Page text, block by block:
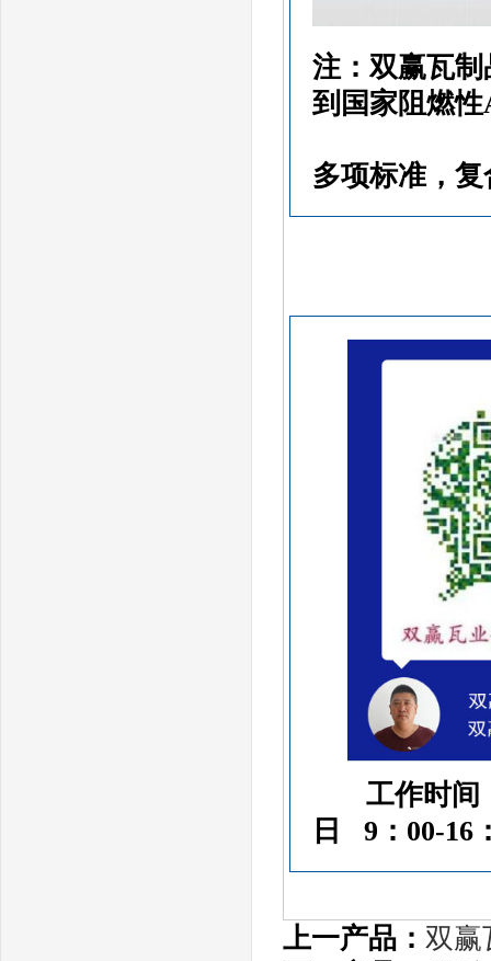
注：双赢瓦
到国家阻燃
多项标准，
工作时间
日 9：00-16
上一产品： 双赢